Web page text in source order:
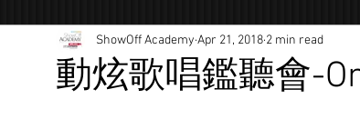
動炫歌唱鑑聽會-
ShowOff Academy Apr 21, 2018 2 min read